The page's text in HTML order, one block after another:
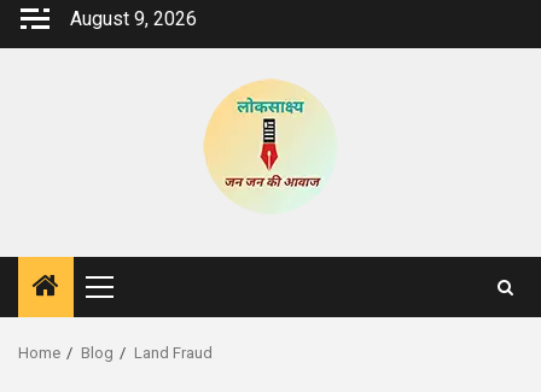
Skip
August 9, 2026
Primary
Menu
Home Blog Land Fraud